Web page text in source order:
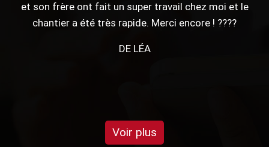
DE ANTHONY
Voir plus